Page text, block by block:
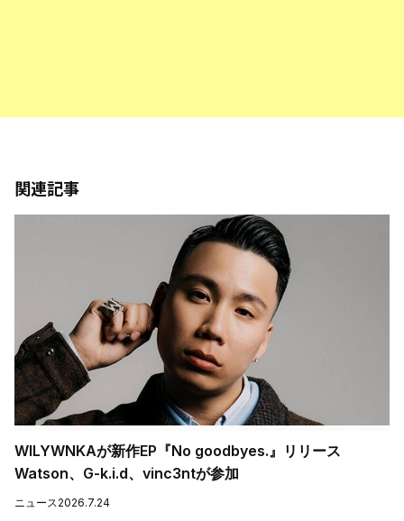
関連記事
WILYWNKAが新作EP『No goodbyes.』リリース
Watson、G-k.i.d、vinc3ntが参加
ニュース2026.7.24